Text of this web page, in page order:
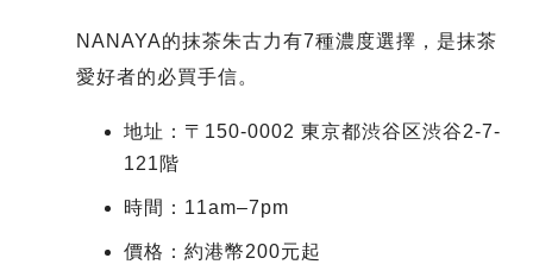
NANAYA的抹茶朱古力有7種濃度選擇，是抹茶
愛好者的必買手信。
地址：〒150-0002 東京都渋谷区渋谷2-7-
121階
時間：11am–7pm
價格：約港幣200元起